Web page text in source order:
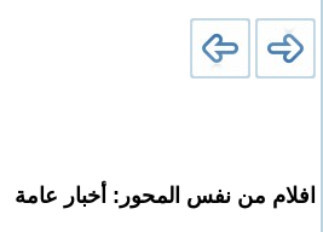
افلام من نفس المحور: أخبار عامة